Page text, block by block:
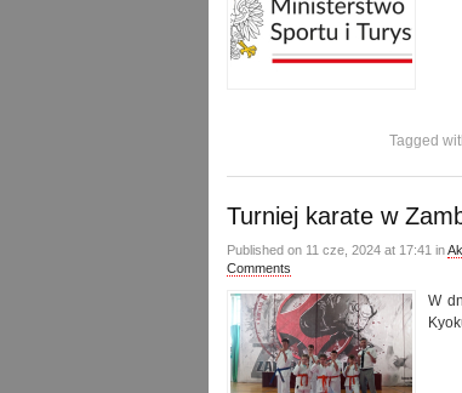
Tagged
Turniej karate w
Published on 11 cze, 2024 at 17:41 in
Comments
W